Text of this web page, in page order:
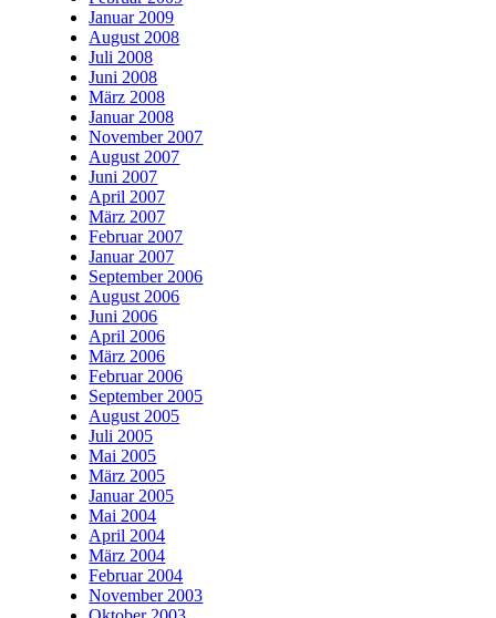
Januar 2009
August 2008
Juli 2008
Juni 2008
März 2008
Januar 2008
November 2007
August 2007
Juni 2007
April 2007
März 2007
Februar 2007
Januar 2007
September 2006
August 2006
Juni 2006
April 2006
März 2006
Februar 2006
September 2005
August 2005
Juli 2005
Mai 2005
März 2005
Januar 2005
Mai 2004
April 2004
März 2004
Februar 2004
November 2003